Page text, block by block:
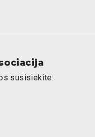
susisiekite: